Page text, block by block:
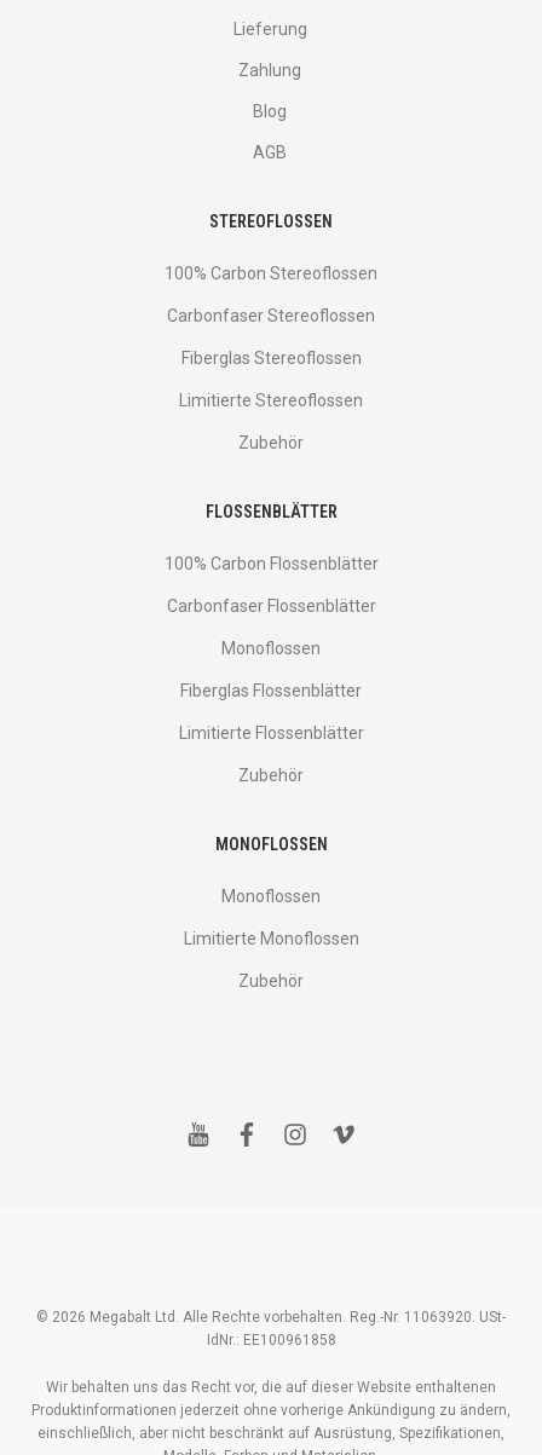
Lieferung
Zahlung
Blog
AGB
STEREOFLOSSEN
100% Carbon Stereoflossen
Carbonfaser Stereoflossen
Fiberglas Stereoflossen
Limitierte Stereoflossen
Zubehör
FLOSSENBLÄTTER
100% Carbon Flossenblätter
Carbonfaser Flossenblätter
Monoflossen
Fiberglas Flossenblätter
Limitierte Flossenblätter
Zubehör
MONOFLOSSEN
Monoflossen
Limitierte Monoflossen
Zubehör
y f i v
© 2026 Megabalt Ltd. Alle Rechte vorbehalten. Reg.-Nr. 11063920. USt-
IdNr.: EE100961858
Wir behalten uns das Recht vor, die auf dieser Website enthaltenen
Produktinformationen jederzeit ohne vorherige Ankündigung zu ändern,
einschließlich, aber nicht beschränkt auf Ausrüstung, Spezifikationen,